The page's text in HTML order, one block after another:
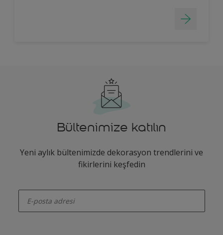
Bültenimize katılın
Yeni aylık bültenimizde dekorasyon trendlerini ve
fikirlerini keşfedin